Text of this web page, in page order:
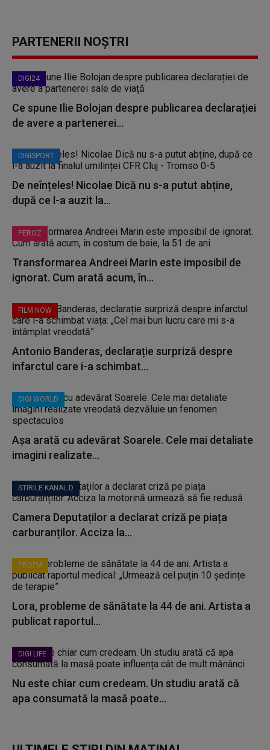
PARTENERII NOȘTRI
DIGI24
Ce spune Ilie Bolojan despre publicarea declarației
de avere a partenerei...
DIGISPORT
De neînțeles! Nicolae Dică nu s-a putut abține,
după ce l-a auzit la...
PEROZ
Transformarea Andreei Marin este imposibil de
ignorat. Cum arată acum, în...
FILM NOW
Antonio Banderas, declarație surpriză despre
infarctul care i-a schimbat...
DIGI WORLD
Așa arată cu adevărat Soarele. Cele mai detaliate
imagini realizate...
STIRILE KANAL D
Camera Deputaților a declarat criză pe piața
carburanților. Acciza la...
PROFM
Lora, probleme de sănătate la 44 de ani. Artista a
publicat raportul...
DIGI LIFE
Nu este chiar cum credeam. Un studiu arată că
apa consumată la masă poate...